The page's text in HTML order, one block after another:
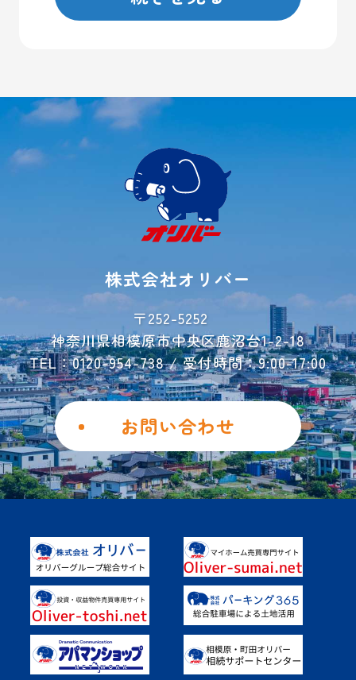
日野市
厚木市
屋外コンテナ
大型ガレージ
初めての方へ
よくあるご質問
お荷物運搬サービス
お問い合わせ
ご解約フォーム
個人情報保護方針
Instagram
Facebook
具体的なご活用事例
オーナー様の声
よくあるご質問
株式会社オリバー
〒252-5252
神奈川県相模原市中央区鹿沼台1-2-18
TEL：0120-954-738 / 受付時間：9:00-17:00
お問い合わせ